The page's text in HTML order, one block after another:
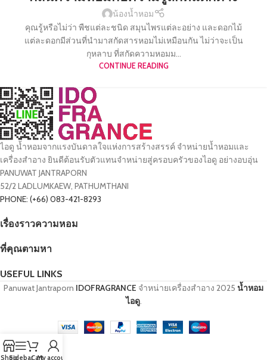
น้องน้ำหอม
คุณรู้หรือไม่ว่า พืชแต่ละชนิด สมุนไพรแต่ละอย่าง และดอกไม้
แต่ละดอกมีส่วนที่นำมาสกัดสารหอมไม่เหมือนกัน ไม่ว่าจะเป็น
กุหลาบ ที่สกัดความหอมม...
CONTINUE READING
ไอดู น้ำหอมจากแรงบันดาลใจแห่งการสร้างสรรค์ จำหน่ายน้ำหอมและ
เครื่องสำอาง ยินดีต้อนรับตัวแทนจำหน่ายสู่ครอบครัวของไอดู อย่างอบอุ่น
PANUWAT JANTRAPORN
52/2 LADLUMKAEW, PATHUMTHANI
PHONE: (+66) 083-421-8293
เรื่องราวความหอม
ที่คุณตามหา
USEFUL LINKS
Panuwat Jantraporn IDOFRAGRANCE จำหน่ายเครื่องสำอาง 2025 น้ำหอม
ไอดู.
ShopSidebarCartMy account